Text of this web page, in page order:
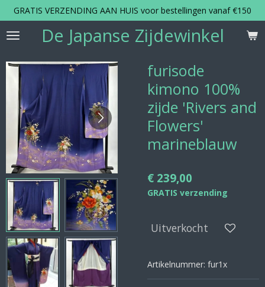
Ga
direct
naar
hoofdinhoud
De Japanse Zijdewinkel
GRATIS VERZENDING AAN HUIS voor bestellingen vanaf €150
furisode
kimono 100%
zijde 'Rivers and
Flowers'
marineblauw
€ 239,00
GRATIS verzending
Uitverkocht
Artikelnummer: fur1x